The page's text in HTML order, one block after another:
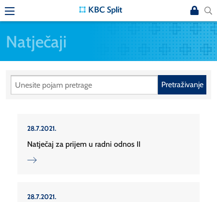
Natječaji
Pretraživanje
28.7.2021.
Natječaj za prijem u radni odnos II
28.7.2021.